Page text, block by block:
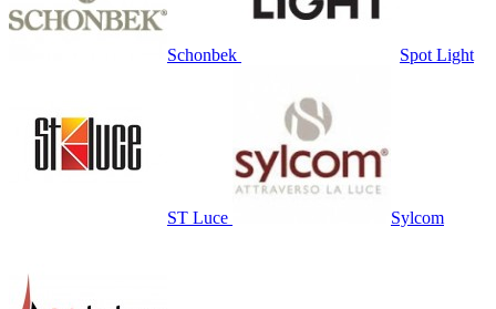
Schonbek Spot Light
ST Luce Sylcom